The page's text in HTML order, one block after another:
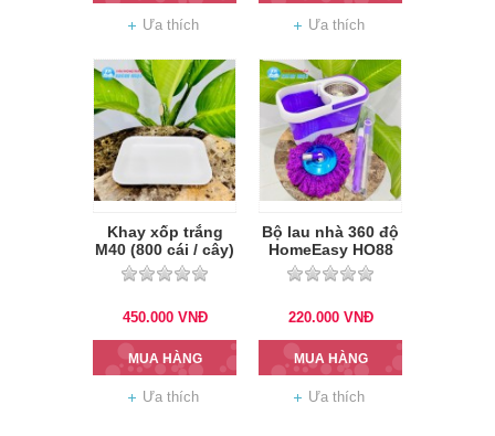
Ưa thích Ưa thích
Khay xốp trắng
M40 (800 cái / cây)
450.000 VNĐ
MUA HÀNG
Ưa thích
Bộ lau nhà 360 độ
HomeEasy HO88
220.000 VNĐ
MUA HÀNG
Ưa thích